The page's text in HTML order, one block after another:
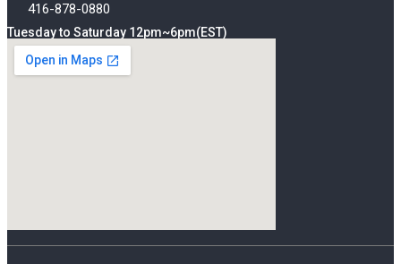
416-878-0880
Tuesday to Saturday 12pm~6pm(EST)